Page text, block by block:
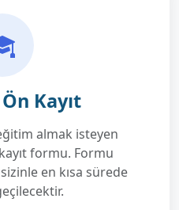
Kayıt
almak isteyen
formu. Formu
en kısa sürede